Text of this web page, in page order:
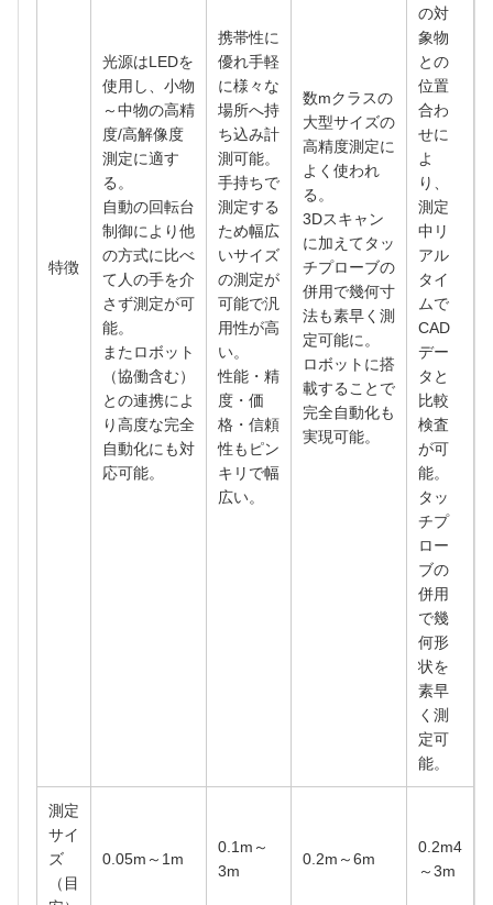
特徴
光源はLEDを
使用し、小物
～中物の高精
度/高解像度
測定に適す
る。
自動の回転台
制御により他
の方式に比べ
て人の手を介
さず測定が可
能。
またロボット
（協働含む）
との連携によ
り高度な完全
自動化にも対
応可能。
携帯性に
優れ手軽
に様々な
場所へ持
ち込み計
測可能。
手持ちで
測定する
ため幅広
いサイズ
の測定が
可能で汎
用性が高
い。
性能・精
度・価
格・信頼
性もピン
キリで幅
広い。
数mクラスの
大型サイズの
高精度測定に
よく使われ
る。
3Dスキャン
に加えてタッ
チプローブの
併用で幾何寸
法も素早く測
定可能に。
ロボットに搭
載することで
完全自動化も
実現可能。
の対
象物
との
位置
合わ
せに
よ
り、
測定
中リ
アル
タイ
ムで
CAD
デー
タと
比較
検査
が可
能。
タッ
チプ
ロー
ブの
併用
で幾
何形
状を
素早
く測
定可
能。
測定
サイ
ズ
（目
0.05m～1m
0.1m～
3m
0.2m～6m
0.2m4
～3m